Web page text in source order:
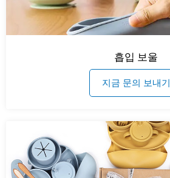
흡입 보울
지금 문의 보내기